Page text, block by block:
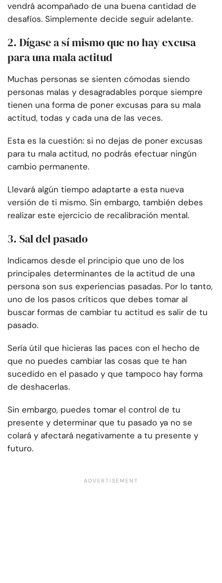
vendrá acompañado de una buena cantidad de
desafíos. Simplemente decide seguir adelante.
2. Dígase a sí mismo que no hay excusa
para una mala actitud
Muchas personas se sienten cómodas siendo
personas malas y desagradables porque siempre
tienen una forma de poner excusas para su mala
actitud, todas y cada una de las veces.
Esta es la cuestión: si no dejas de poner excusas
para tu mala actitud, no podrás efectuar ningún
cambio permanente.
Llevará algún tiempo adaptarte a esta nueva
versión de ti mismo. Sin embargo, también debes
realizar este ejercicio de recalibración mental.
3. Sal del pasado
Indicamos desde el principio que uno de los
principales determinantes de la actitud de una
persona son sus experiencias pasadas. Por lo tanto,
uno de los pasos críticos que debes tomar al
buscar formas de cambiar tu actitud es salir de tu
pasado.
Sería útil que hicieras las paces con el hecho de
que no puedes cambiar las cosas que te han
sucedido en el pasado y que tampoco hay forma
de deshacerlas.
Sin embargo, puedes tomar el control de tu
presente y determinar que tu pasado ya no se
colará y afectará negativamente a tu presente y
futuro.